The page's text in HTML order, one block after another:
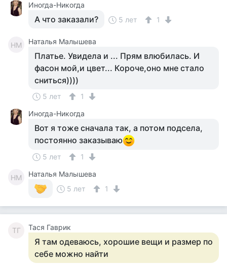
Иногда-Никогда
А что заказали? 5 лет 1
НМ Наталья Малышева
Платье. Увидела и ... Прям влюбилась. И
фасон мой,и цвет... Короче,оно мне стало
сниться))))
5 лет
1
Иногда-Никогда
Вот я тоже сначала так, а потом подсела,
постоянно заказываю
5 лет 1
НМ
Наталья Малышева
5 лет
1
ТГ Тася Гаврик
Я там одеваюсь, хорошие вещи и размер по
себе можно найти